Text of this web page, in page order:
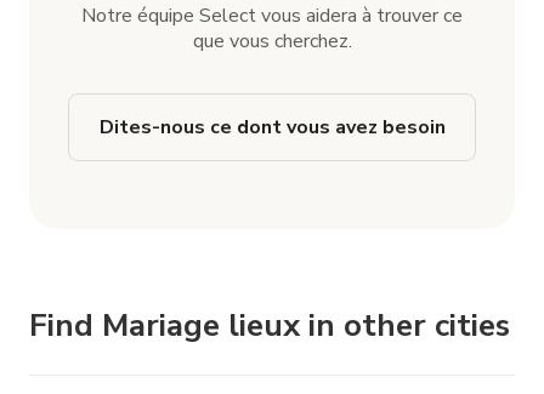
Notre équipe Select vous aidera à trouver ce
que vous cherchez.
Dites-nous ce dont vous avez besoin
Find Mariage lieux in other cities